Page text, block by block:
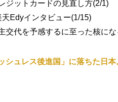
ジットカードの見直し方(2/1)
天Edyインタビュー(1/15)
交代を予感するに至った核に
シュレス後進国」に落ちた日